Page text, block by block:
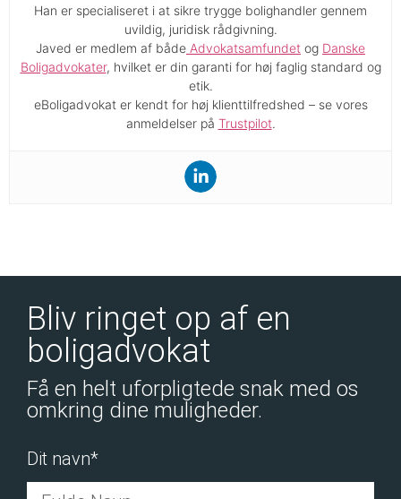
Han er specialiseret i at sikre trygge bolighandler gennem
uvildig, juridisk rådgivning.
Javed er medlem af både Advokatsamfundet og Danske
Boligadvokater, hvilket er din garanti for høj faglig standard og
etik.
eBoligadvokat er kendt for høj klienttilfredshed – se vores
anmeldelser på Trustpilot.
Bliv ringet op af en
boligadvokat
Få en helt uforpligtede snak med os
omkring dine muligheder.
Dit navn*